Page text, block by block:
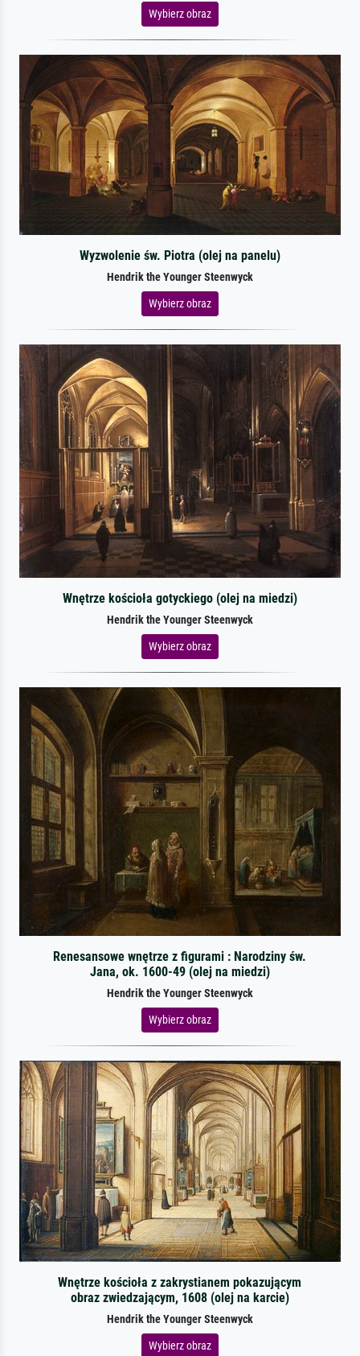
Wybierz obraz
Wyzwolenie św. Piotra (olej na panelu)
Hendrik the Younger Steenwyck
Wybierz obraz
Wnętrze kościoła gotyckiego (olej na miedzi)
Hendrik the Younger Steenwyck
Wybierz obraz
Renesansowe wnętrze z figurami : Narodziny św.
Jana, ok. 1600-49 (olej na miedzi)
Hendrik the Younger Steenwyck
Wybierz obraz
Wnętrze kościoła z zakrystianem pokazującym
obraz zwiedzającym, 1608 (olej na karcie)
Hendrik the Younger Steenwyck
Wybierz obraz